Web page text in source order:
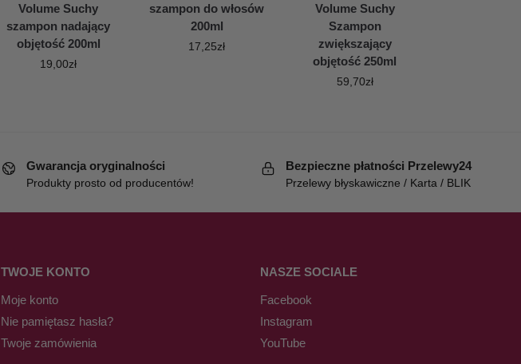
Volume Suchy
szampon nadający
objętość 200ml
19,00zł
szampon do włosów
200ml
17,25zł
Volume Suchy
Szampon
zwiększający
objętość 250ml
59,70zł
Gwarancja oryginalności
Produkty prosto od producentów!
Bezpieczne płatności Przelewy24
Przelewy błyskawiczne / Karta / BLIK
TWOJE KONTO
Moje konto
Nie pamiętasz hasła?
Twoje zamówienia
NASZE SOCIALE
Facebook
Instagram
YouTube